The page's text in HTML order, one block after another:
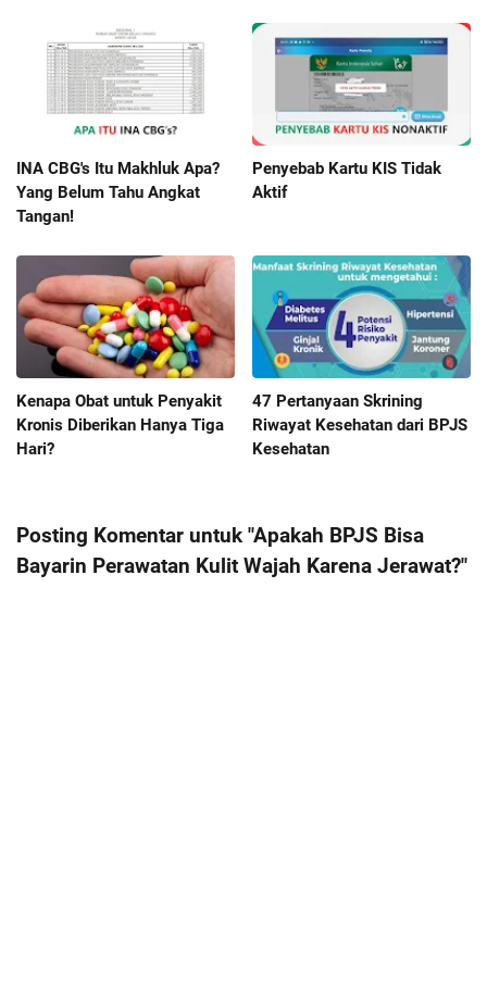
INA CBG's Itu Makhluk Apa?
Yang Belum Tahu Angkat
Tangan!
Penyebab Kartu KIS Tidak
Aktif
Kenapa Obat untuk Penyakit
Kronis Diberikan Hanya Tiga
Hari?
47 Pertanyaan Skrining
Riwayat Kesehatan dari BPJS
Kesehatan
Posting Komentar untuk "Apakah BPJS Bisa
Bayarin Perawatan Kulit Wajah Karena Jerawat?"